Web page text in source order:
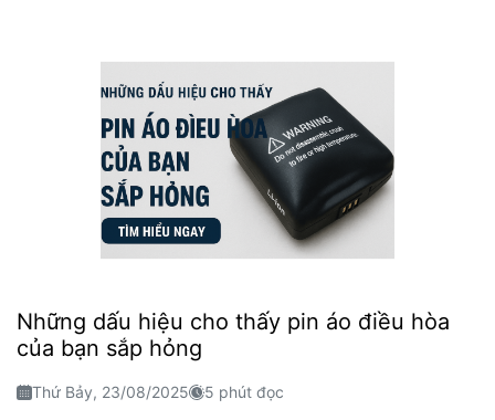
Những dấu hiệu cho thấy pin áo điều hòa
của bạn sắp hỏng
Thứ Bảy, 23/08/2025 5 phút đọc